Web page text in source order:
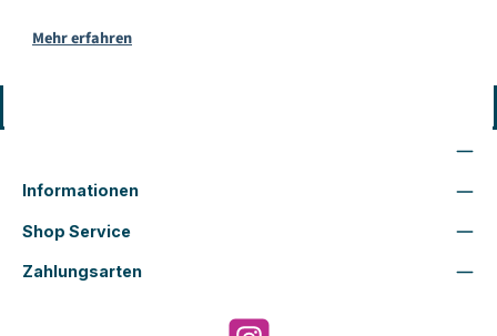
Mehr erfahren
Informationen
Shop Service
Zahlungsarten